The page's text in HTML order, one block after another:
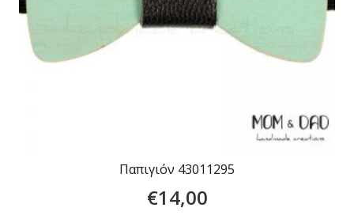
Παπιγιόν 43011295
€14,00